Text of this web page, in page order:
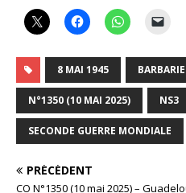
8 MAI 1945
N°1350 (10 MAI 2025) NS3
SECONDE GUERRE MONDIALE
PRÉCÉDENT
CO N°1350 (10 mai 2025) –